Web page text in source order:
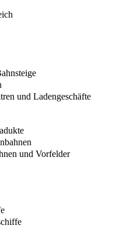
und Ladengeschäfte
und Vorfelder